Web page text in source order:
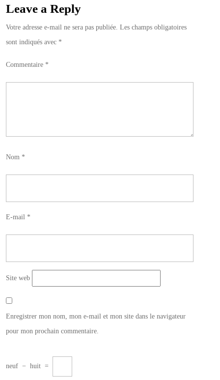
Leave a Reply
Votre adresse e-mail ne sera pas publiée. Les champs obligatoires
sont indiqués avec *
Commentaire *
Nom *
E-mail *
Site web
Enregistrer mon nom, mon e-mail et mon site dans le navigateur
pour mon prochain commentaire.
neuf − huit =